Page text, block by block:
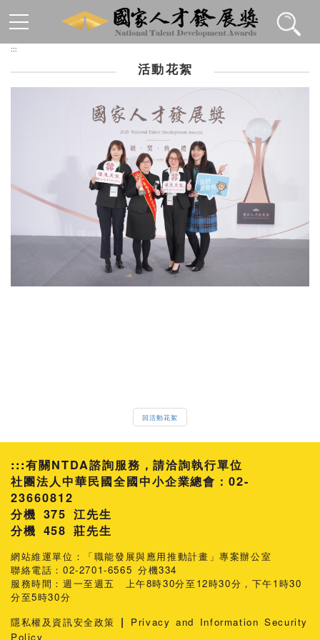
:::
活動花絮
回活動花絮
:::有關NTDA諮詢服務，請洽詢執行單位
社團法人中華民國全國中小企業總會：02-
23660812
分機 375 江先生
458 莊先生
網站維運單位：「職能發展與應用推動計畫」專案辦公室
聯絡電話：02-2701-6565 分機334
服務時間：週一至週五 上午8時30分至12時30分，下午1時30
分至5時30分
隱私權及資訊安全政策 |
Privacy and Information Security
Policy